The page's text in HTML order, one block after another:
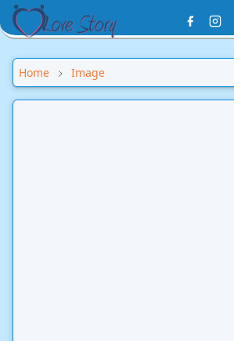
Home Image